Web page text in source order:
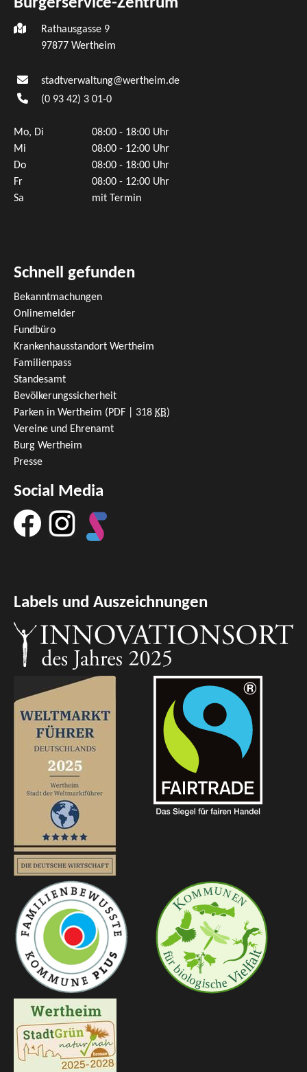
Rathausgasse 9
97877 Wertheim
stadtverwaltung@wertheim.de
(0 93 42) 3 01-0
Mo, Di
08:00 - 18:00 Uhr
Mi
08:00 - 12:00 Uhr
Do
08:00 - 18:00 Uhr
Fr
08:00 - 12:00 Uhr
Sa
mit Termin
Schnell gefunden
Bekanntmachungen
Onlinemelder
Fundbüro
Krankenhausstandort Wertheim
Familienpass
Standesamt
Bevölkerungssicherheit
Parken in Wertheim (PDF | 318 KB)
Vereine und Ehrenamt
Burg Wertheim
Presse
Social Media
Labels und Auszeichnungen